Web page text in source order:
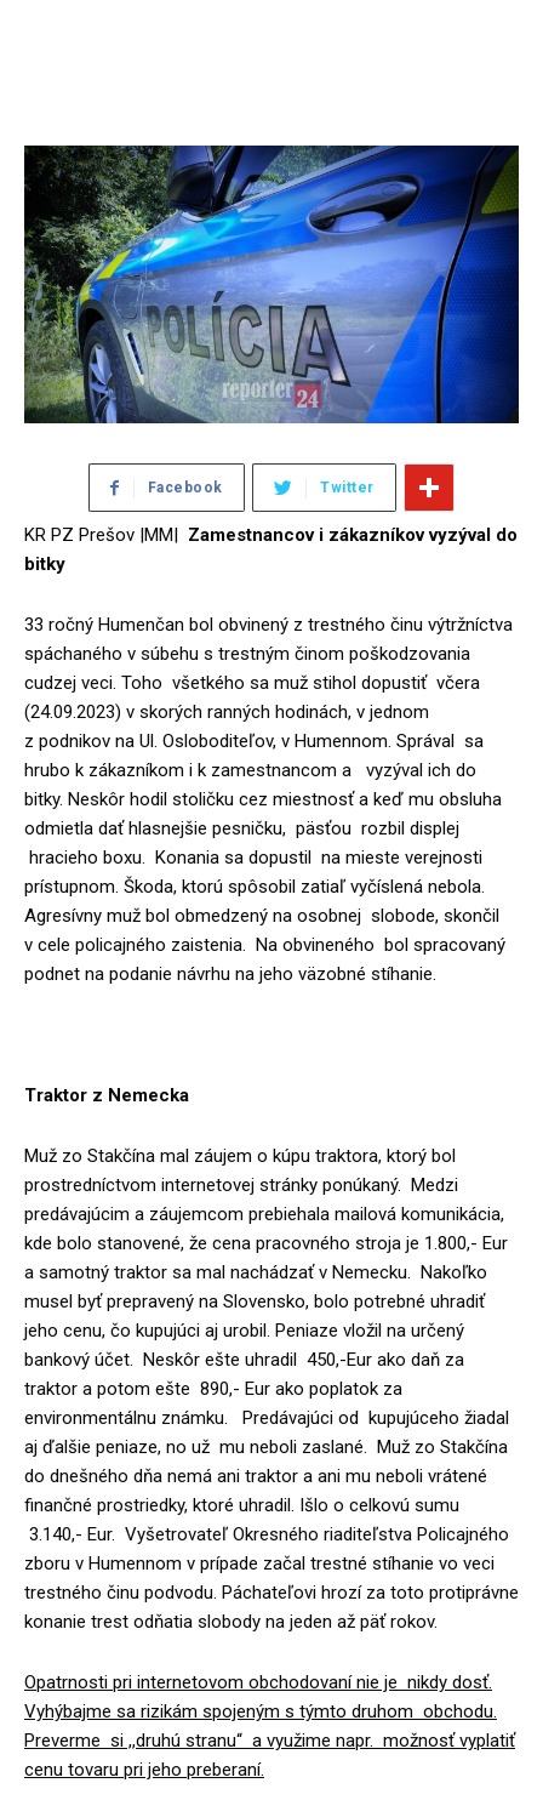
Facebook Twitter
KR PZ Prešov |MM|
Zamestnancov i zákazníkov vyzýval do
bitky
33 ročný Humenčan bol obvinený z trestného činu výtržníctva
spáchaného v súbehu s trestným činom poškodzovania
cudzej veci. Toho všetkého sa muž stihol dopustiť včera
(24.09.2023) v skorých ranných hodinách, v jednom
z podnikov na Ul. Osloboditeľov, v Humennom. Správal sa
hrubo k zákazníkom i k zamestnancom a vyzýval ich do
bitky. Neskôr hodil stoličku cez miestnosť a keď mu obsluha
odmietla dať hlasnejšie pesničku, päsťou rozbil displej
hracieho boxu. Konania sa dopustil na mieste verejnosti
prístupnom. Škoda, ktorú spôsobil zatiaľ vyčíslená nebola.
Agresívny muž bol obmedzený na osobnej slobode, skončil
v cele policajného zaistenia. Na obvineného bol spracovaný
podnet na podanie návrhu na jeho väzobné stíhanie.
Traktor z Nemecka
Muž zo Stakčína mal záujem o kúpu traktora, ktorý bol
prostredníctvom internetovej stránky ponúkaný. Medzi
predávajúcim a záujemcom prebiehala mailová komunikácia,
kde bolo stanovené, že cena pracovného stroja je 1.800,- Eur
a samotný traktor sa mal nachádzať v Nemecku. Nakoľko
musel byť prepravený na Slovensko, bolo potrebné uhradiť
jeho cenu, čo kupujúci aj urobil. Peniaze vložil na určený
bankový účet. Neskôr ešte uhradil 450,-Eur ako daň za
traktor a potom ešte 890,- Eur ako poplatok za
environmentálnu známku. Predávajúci od kupujúceho žiadal
aj ďalšie peniaze, no už mu neboli zaslané. Muž zo Stakčína
do dnešného dňa nemá ani traktor a ani mu neboli vrátené
finančné prostriedky, ktoré uhradil. Išlo o celkovú sumu
3.140,- Eur. Vyšetrovateľ Okresného riaditeľstva Policajného
zboru v Humennom v prípade začal trestné stíhanie vo veci
trestného činu podvodu. Páchateľovi hrozí za toto protiprávne
konanie trest odňatia slobody na jeden až päť rokov.
Opatrnosti pri internetovom obchodovaní nie je nikdy dosť.
Vyhýbajme sa rizikám spojeným s týmto druhom obchodu.
Preverme si ,,druhú stranu“ a využime napr. možnosť vyplatiť
cenu tovaru pri jeho preberaní.